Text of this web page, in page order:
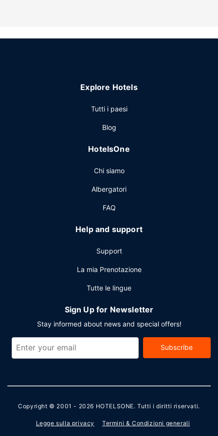
Explore Hotels
Tutti i paesi
Blog
HotelsOne
Chi siamo
Albergatori
FAQ
Help and support
Support
La mia Prenotazione
Tutte le lingue
Sign Up for Newsletter
Stay informed about news and special offers!
Subscribe
Copyright © 2001 - 2026 HOTELSONE. Tutti i diritti riservati.
Legge sulla privacy Termini & Condizioni generali